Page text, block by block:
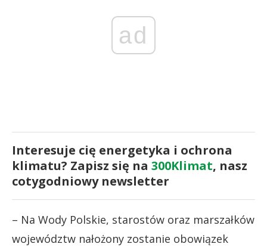
ad
Interesuje cię energetyka i ochrona
klimatu? Zapisz się na 300Klimat, nasz
cotygodniowy newsletter
– Na Wody Polskie, starostów oraz marszałków
województw nałożony zostanie obowiązek